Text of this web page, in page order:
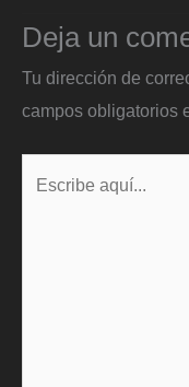
Deja un
Tu dirección de
campos obligatorios